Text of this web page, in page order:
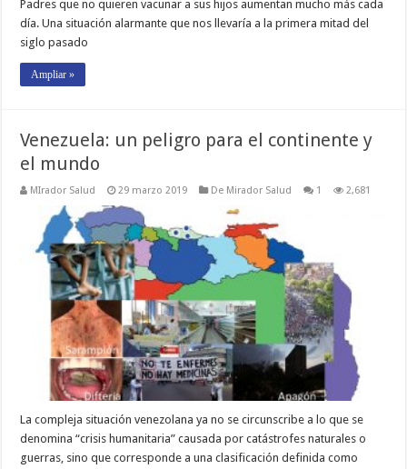
Padres que no quieren vacunar a sus hijos aumentan mucho más cada
día. Una situación alarmante que nos llevaría a la primera mitad del
siglo pasado
Ampliar »
Venezuela: un peligro para el continente y
el mundo
MIrador Salud 29 marzo 2019 De Mirador Salud 1 2,681
La compleja situación venezolana ya no se circunscribe a lo que se
denomina “crisis humanitaria” causada por catástrofes naturales o
guerras, sino que corresponde a una clasificación definida como